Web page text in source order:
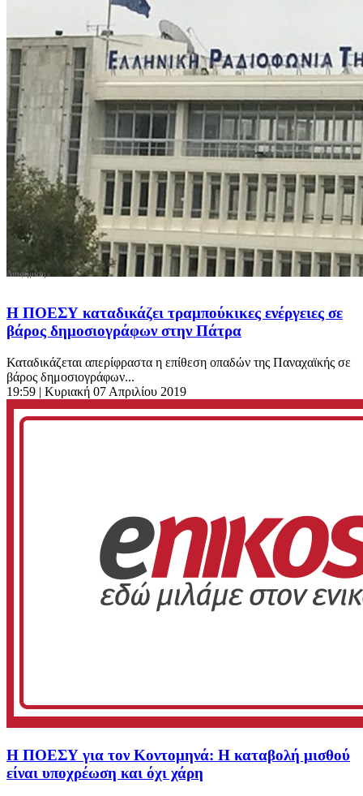
Η ΠΟΕΣΥ καταδικάζει τραμπούκικες ενέργειες σε
βάρος δημοσιογράφων στην Πάτρα
Καταδικάζεται απερίφραστα η επίθεση οπαδών της Παναχαϊκής σε
βάρος δημοσιογράφων...
19:59 | Κυριακή 07 Απριλίου 2019
H ΠΟΕΣΥ για τον Κοντομηνά: Η καταβολή μισθού
είναι υποχρέωση και όχι χάρη